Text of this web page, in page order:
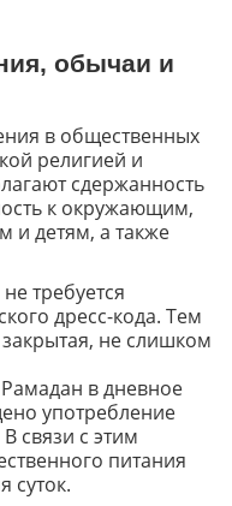
обычаи и
в общественных
религией и
сдержанность
к окружающим,
и детям, а также
требуется
дресс-кода. Тем
закрытая, не слишком
в дневное
употребление
связи с этим
питания
суток.